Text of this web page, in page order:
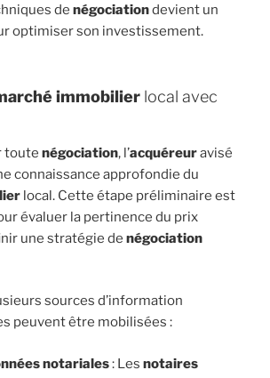
de négociationdevient un
optimiser son investissement.
immobilier local avec
toute négociation, l’acquéreuravisé
connaissance approfondie du
local. Cette étape préliminaire est
évaluer la pertinence du prix
une stratégie de négociation
sources d’information
peuvent être mobilisées :
notariales: Les notaires